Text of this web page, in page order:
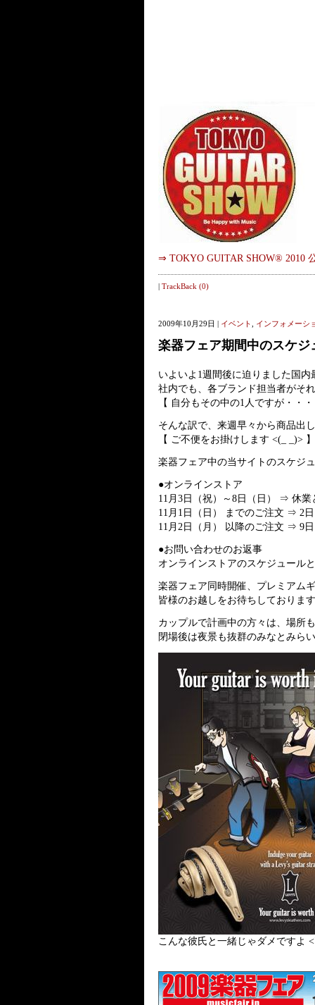
⇒ TOKYO GUITAR SHOW® 2010
| TrackBack (0)
2009年10月29日 | イベント インフォメーシ
楽器フェア期間中のスケジ
いよいよ1週間後に迫りました国
社内でも、各ブランド担当者がそ
【 自分もその中の1人ですが・・
そんな訳で、来週早々から商品出
【 ご不便をお掛けします <(_ _)> 】
楽器フェア中の当サイトのスケジ
●オンラインストア
11月3日（祝）～8日（日） ⇒ 休業
11月1日（日） までのご注文 ⇒ 2
11月2日（月） 以降のご注文 ⇒ 9
●お問い合わせのお返事
オンラインストアのスケジュール
楽器フェア同時開催、プレミアム
皆様のお越しをお待ちしておりま
カップルで計画中の方々は、場所
閉場後は夜景も抜群のみなとみら
こんな彼氏と一緒じゃダメですよ